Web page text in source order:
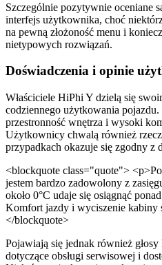
Szczególnie pozytywnie oceniane
interfejs użytkownika, choć
na pewną złożoność menu i
nietypowych rozwiązań.
Doświadczenia i opinie
Właściciele HiPhi Y dzielą się
codziennego użytkowania pojazdu.
przestronność wnętrza i wysoki
Użytkownicy chwalą również
przypadkach okazuje się zgodny z
<blockquote class="quote">
jestem bardzo zadowolony z
około 0°C udaje się osiągnąć
Komfort jazdy i wyciszenie kabiny
</blockquote>
Pojawiają się jednak również
dotyczące obsługi serwisowej i